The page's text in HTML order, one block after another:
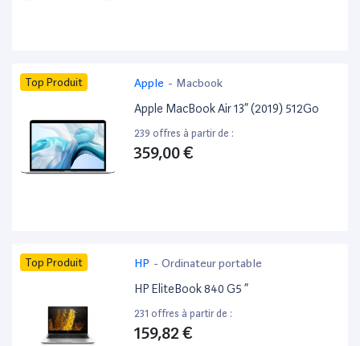
Top Produit Apple - Macbook
Apple MacBook Air 13” (2019) 512Go
239 offres à partir de :
359,00 €
Top Produit HP - Ordinateur portable
HP EliteBook 840 G5 ”
231 offres à partir de :
159,82 €